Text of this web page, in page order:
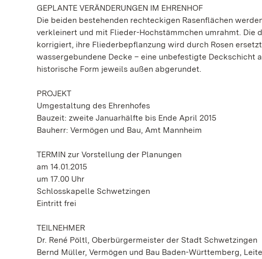
GEPLANTE VERÄNDERUNGEN IM EHRENHOF
Die beiden bestehenden rechteckigen Rasenflächen
verkleinert und mit Flieder-Hochstämmchen umrahmt. Die
korrigiert, ihre Fliederbepflanzung wird durch Rosen
wassergebundene Decke – eine unbefestigte Deckschicht
historische Form jeweils außen abgerundet.
PROJEKT
Umgestaltung des Ehrenhofes
Bauzeit: zweite Januarhälfte bis Ende April 2015
Bauherr: Vermögen und Bau, Amt Mannheim
TERMIN zur Vorstellung der Planungen
am 14.01.2015
um 17.00 Uhr
Schlosskapelle Schwetzingen
Eintritt frei
TEILNEHMER
Dr. René Pöltl, Oberbürgermeister der Stadt Schwetzingen
Bernd Müller, Vermögen und Bau Baden-Württemberg,